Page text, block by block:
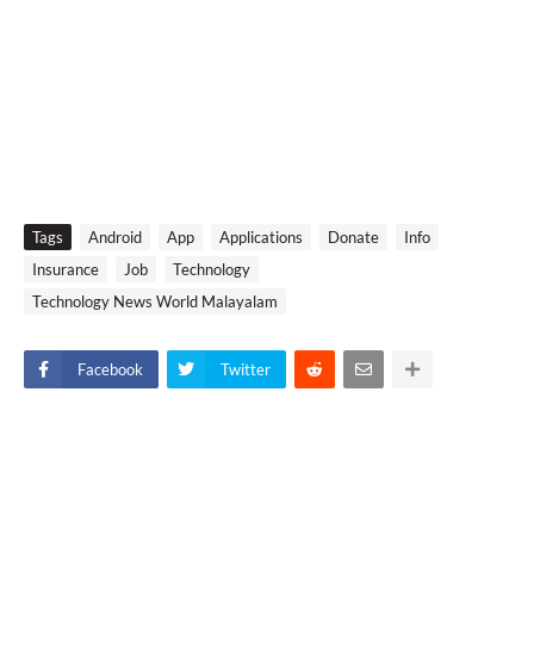
Tags Android App Applications Donate
Info
Insurance
Job
Technology
Technology News World Malayalam
Facebook Twitter